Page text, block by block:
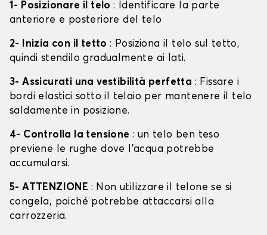
1- Posizionare il telo: Identificare la parte
anteriore e posteriore del telo
2- Inizia con il tetto: Posiziona il telo sul tetto,
quindi stendilo gradualmente ai lati.
3- Assicurati una vestibilità perfetta : Fissare i
bordi elastici sotto il telaio per mantenere il telo
saldamente in posizione.
4- Controlla la tensione : un telo ben teso
previene le rughe dove l'acqua potrebbe
accumularsi.
5- ATTENZIONE : Non utilizzare il telone se si
congela, poiché potrebbe attaccarsi alla
carrozzeria.